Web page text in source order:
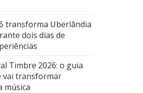
transforma Uberlândia
dois dias de
Timbre 2026: o guia
vai transformar
música